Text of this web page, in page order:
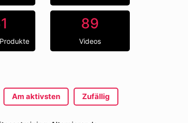
89
Videos
Am aktivsten Zufällig